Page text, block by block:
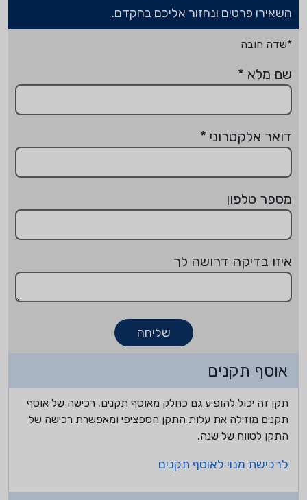
השאירו פרטים ונחזור אליכם בהקדם.
*שדה חובה
שם מלא *
דואר אלקטרוני *
מספר טלפון
איזו בדיקה דרושה לך
שליחה
אוסף תקנים
תקן זה יכול להופיע גם כחלק מאוסף תקנים. רכישה של אוסף
תקנים מוזילה את עלות התקן הספציפי ומאפשרת רכישה של
התקן לטווח של שנה.
לרכישת מנוי לאוסף תקנים